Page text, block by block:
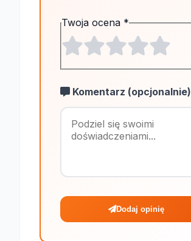
Twoja ocena *
Komentarz (opcjonalnie)
Dodaj opinię